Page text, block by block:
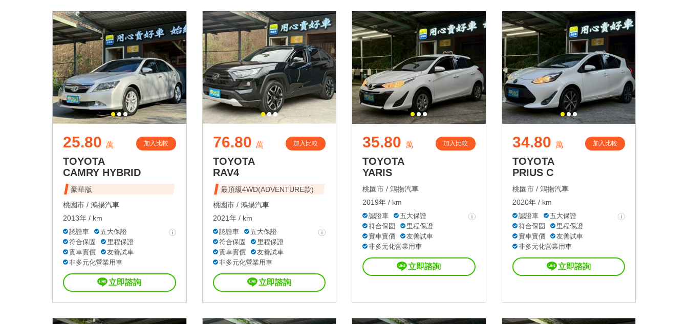
25.80 萬 加入比較
TOYOTA
CAMRY HYBRID
豪華版
桃園市 / 鴻揚汽車
2013年 / km
認證車
五大保證
符合保固
里程保證
實車實價
友善試車
非多元化營業用車
立即諮詢
76.80 萬 加入比較
TOYOTA
RAV4
最頂級4WD(ADVENTURE款)
桃園市 / 鴻揚汽車
2021年 / km
認證車
五大保證
符合保固
里程保證
實車實價
友善試車
非多元化營業用車
立即諮詢
35.80 萬 加入比較
TOYOTA
YARIS
桃園市 / 鴻揚汽車
2019年 / km
認證車
五大保證
符合保固
里程保證
實車實價
友善試車
非多元化營業用車
立即諮詢
34.80 萬 加入比較
TOYOTA
PRIUS C
桃園市 / 鴻揚汽車
2020年 / km
認證車
五大保證
符合保固
里程保證
實車實價
友善試車
非多元化營業用車
立即諮詢